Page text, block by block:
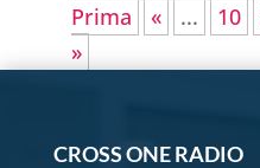
Prima
« ... 10
»
CROSS ONE RADIO